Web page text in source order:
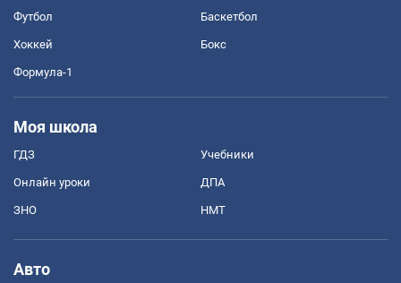
Футбол Баскетбол
Хоккей Бокс
Формула-1
Моя школа
ГДЗ Учебники
Онлайн уроки ДПА
ЗНО НМТ
Авто